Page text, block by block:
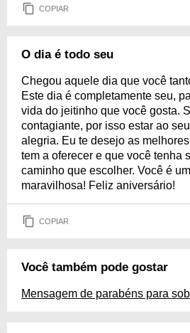
COPIAR
O dia é todo seu
Chegou aquele dia que você
Este dia é completamente seu,
vida do jeitinho que você gosta.
contagiante, por isso estar ao
alegria. Eu te desejo as
tem a oferecer e que você tenha
caminho que escolher. Você é
maravilhosa! Feliz aniversário!
COPIAR
Você também pode gostar
Mensagem de parabéns para